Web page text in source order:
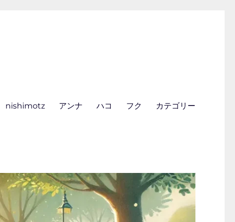
nishimotz アンナ ハコ フク カテゴリー